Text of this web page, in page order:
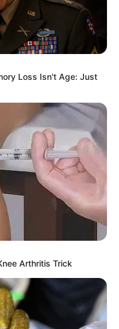
Loss Isn't Age: Just
Arthritis Trick